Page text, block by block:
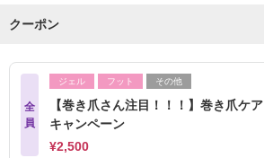
クーポン
全
員
ジェル フット その他
【巻き爪さん注目！！！】巻き爪ケ
キャンペーン
¥2,500